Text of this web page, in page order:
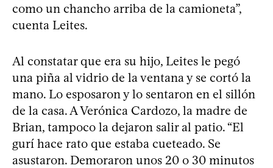
como un chancho arriba de la camioneta”,
cuenta Leites.
Al constatar que era su hijo, Leites le pegó
una piña al vidrio de la ventana y se cortó la
mano. Lo esposaron y lo sentaron en el sillón
de la casa. A Verónica Cardozo, la madre de
Brian, tampoco la dejaron salir al patio. “El
gurí hace rato que estaba cueteado. Se
asustaron. Demoraron unos 20 o 30 minutos